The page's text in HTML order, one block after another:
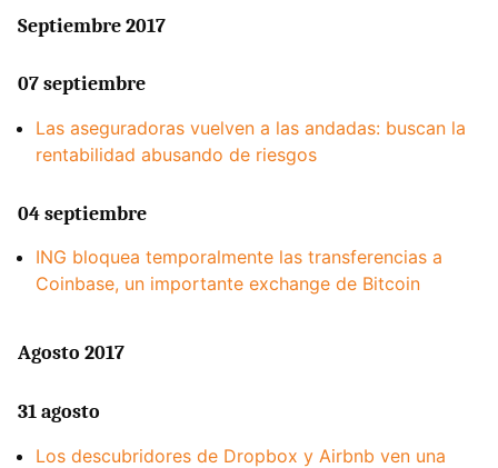
Septiembre 2017
07 septiembre
Las aseguradoras vuelven a las andadas: buscan la
rentabilidad abusando de riesgos
04 septiembre
ING bloquea temporalmente las transferencias a
Coinbase, un importante exchange de Bitcoin
Agosto 2017
31 agosto
Los descubridores de Dropbox y Airbnb ven una